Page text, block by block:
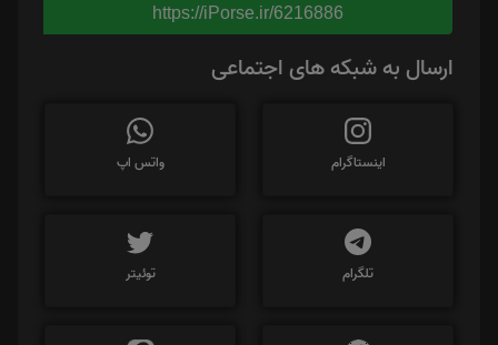
https://iPorse.ir/6216886
ارسال به شبکه های اجتماعی
اینستاگرام واتس اپ
تلگرام توئیتر